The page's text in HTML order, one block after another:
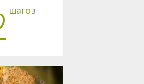
шагов